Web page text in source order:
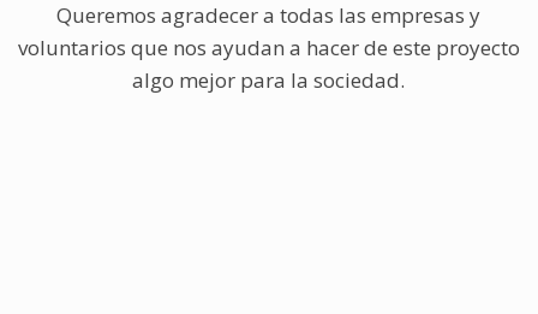
Queremos agradecer a todas las empresas y
voluntarios que nos ayudan a hacer de este proyecto
algo mejor para la sociedad.